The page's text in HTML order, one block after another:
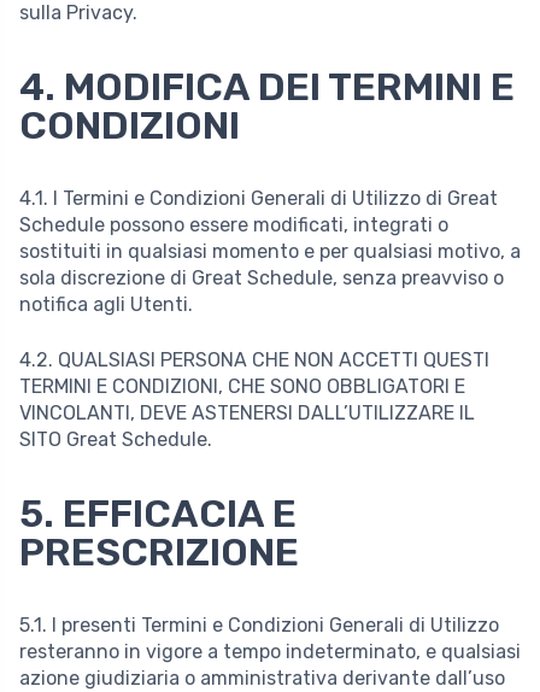
sulla Privacy.
4. MODIFICA DEI TERMINI E
CONDIZIONI
4.1. I Termini e Condizioni Generali di Utilizzo di Great
Schedule possono essere modificati, integrati o
sostituiti in qualsiasi momento e per qualsiasi motivo, a
sola discrezione di Great Schedule, senza preavviso o
notifica agli Utenti.
4.2. QUALSIASI PERSONA CHE NON ACCETTI QUESTI
TERMINI E CONDIZIONI, CHE SONO OBBLIGATORI E
VINCOLANTI, DEVE ASTENERSI DALL’UTILIZZARE IL
SITO Great Schedule.
5. EFFICACIA E
PRESCRIZIONE
5.1. I presenti Termini e Condizioni Generali di Utilizzo
resteranno in vigore a tempo indeterminato, e qualsiasi
azione giudiziaria o amministrativa derivante dall’uso